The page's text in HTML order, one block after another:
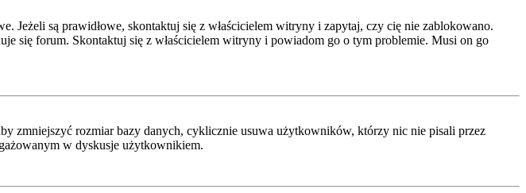
Jeżeli są prawidłowe, skontaktuj się z właścicielem witryny i zapytaj, czy cię nie zablokowano.
się forum. Skontaktuj się z właścicielem witryny i powiadom go o tym problemie. Musi on go
zmniejszyć rozmiar bazy danych, cyklicznie usuwa użytkowników, którzy nic nie pisali przez
w dyskusje użytkownikiem.